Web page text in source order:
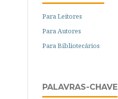
Para Leitores
Para Autores
Para Bibliotecários
PALAVRAS-CHAVE